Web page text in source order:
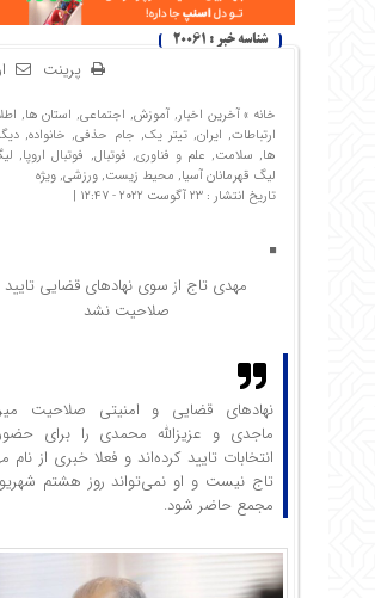
شناسه خبر : 20061
پرینت
خانه »آخرین اخبار,آموزش, اجتماعی, استان ها,
ارتباطات, ایران,تیتر یک, جام حذفی, خانواده,
ها, سلامت, علم و فناوری, فوتبال, فوتبال اروپا,
لیگ قهرمانان آسیا, محیط زیست, ورزشی, ویژه
تاریخ انتشار : 23 آگوست 2022 - 12:47 |
مهدی تاج از سوی نهاد‌های قضایی تایید
صلاحیت نشد
نهاد‌های قضایی و امنیتی صلاحیت
ماجدی و عزیزالله محمدی را برای
انتخابات تایید کرده‌اند و فعلا خبری از نام
تاج نیست و او نمی‌تواند روز هشتم
مجمع حاضر شود.